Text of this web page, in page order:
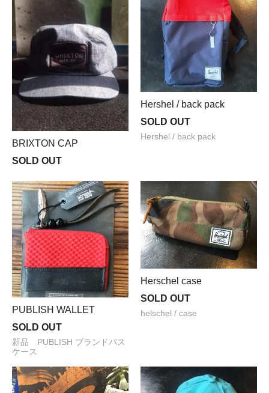
BRIXTON CAP
SOLD OUT
Hershel / back pack
SOLD OUT
Hershel / back pack
PUBLISH WALLET
SOLD OUT
新品 PUBLISH ブランドパス
ケース
Herschel case
SOLD OUT
helschel / case